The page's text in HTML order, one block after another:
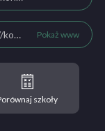
http://koniecznyosk.pl/ Pokaż www
szkoły